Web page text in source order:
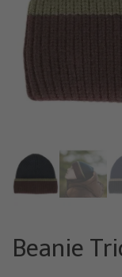
Beanie